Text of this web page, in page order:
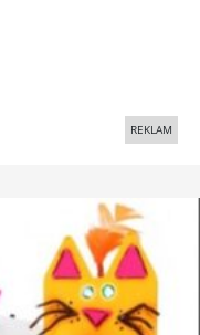
REKLAM